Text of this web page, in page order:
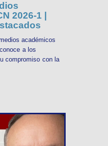
2026-1 |
académicos
a los
compromiso con la